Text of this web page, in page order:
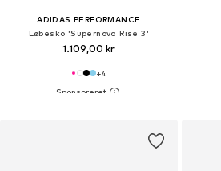
ADIDAS PERFORMANCE
Løbesko 'Supernova Rise 3'
1.109,00 kr
+4